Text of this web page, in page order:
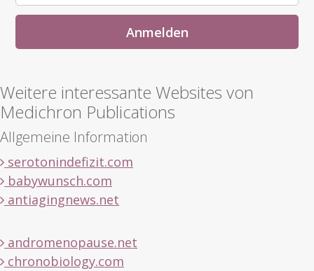
Weitere interessante Websites von
Medichron Publications
Allgemeine Information
serotonindefizit.com
babywunsch.com
antiagingnews.net
andromenopause.net
chronobiology.com